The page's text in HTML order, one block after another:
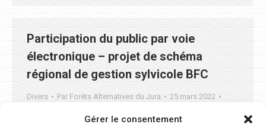
Gérer le consentement
Participation du public par voie
électronique – projet de schéma
régional de gestion sylvicole BFC
Divers Par Forêts Alternatives du Jura
25 mars 2022